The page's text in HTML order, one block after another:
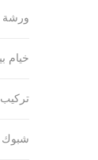
ورشة
خيام
شبوك